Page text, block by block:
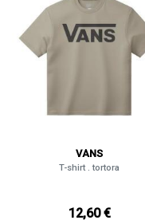
VANS
T-shirt . tortora
12,60 €